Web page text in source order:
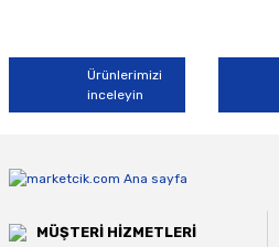
Ürünlerimizi
inceleyin
MÜŞTERİ HİZMETLERİ